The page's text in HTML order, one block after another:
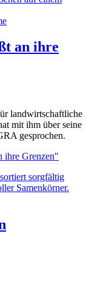
an ihre
landwirtschaftliche
mit ihm über seine
gesprochen.
ihre Grenzen"